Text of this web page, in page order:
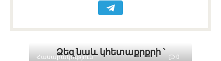
Ձեզ նաև կհետաքրքրի ՝
Հասարակություն 0